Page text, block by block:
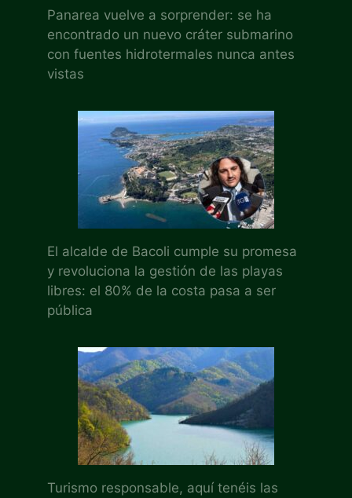
Panarea vuelve a sorprender: se ha
encontrado un nuevo cráter submarino
con fuentes hidrotermales nunca antes
vistas
El alcalde de Bacoli cumple su promesa
y revoluciona la gestión de las playas
libres: el 80% de la costa pasa a ser
pública
Turismo responsable, aquí tenéis las